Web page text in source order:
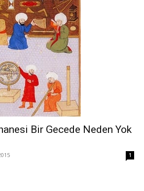
Bir Gecede Neden Yok
1